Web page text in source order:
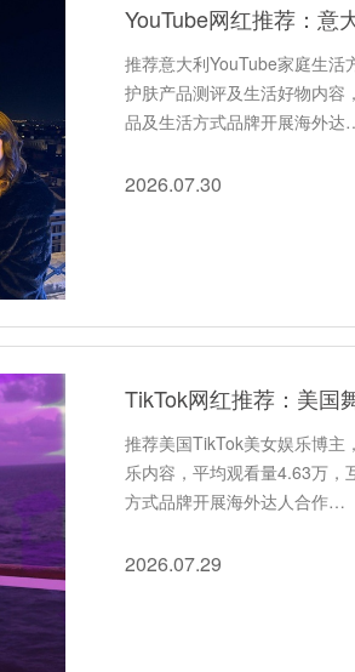
YouTube网红推荐：意
推荐意大利YouTube家庭生
护肤产品测评及生活好物内容
品及生活方式品牌开展海外
2026.07.30
TikTok网红推荐：美国
推荐美国TikTok美女娱乐博主
乐内容，平均观看量4.63万，
方式品牌开展海外达人合作…
2026.07.29